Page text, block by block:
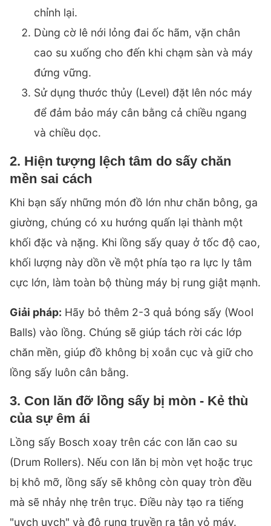
chỉnh lại.
Dùng cờ lê nới lỏng đai ốc hãm, vặn chân
cao su xuống cho đến khi chạm sàn và máy
đứng vững.
Sử dụng thước thủy (Level) đặt lên nóc máy
để đảm bảo máy cân bằng cả chiều ngang
và chiều dọc.
2. Hiện tượng lệch tâm do sấy chăn
mền sai cách
Khi bạn sấy những món đồ lớn như chăn bông, ga
giường, chúng có xu hướng quấn lại thành một
khối đặc và nặng. Khi lồng sấy quay ở tốc độ cao,
khối lượng này dồn về một phía tạo ra lực ly tâm
cực lớn, làm toàn bộ thùng máy bị rung giật mạnh.
Giải pháp: Hãy bỏ thêm 2-3 quả bóng sấy (Wool
Balls) vào lồng. Chúng sẽ giúp tách rời các lớp
chăn mền, giúp đồ không bị xoắn cục và giữ cho
lồng sấy luôn cân bằng.
3. Con lăn đỡ lồng sấy bị mòn - Kẻ thù
của sự êm ái
Lồng sấy Bosch xoay trên các con lăn cao su
(Drum Rollers). Nếu con lăn bị mòn vẹt hoặc trục
bị khô mỡ, lồng sấy sẽ không còn quay tròn đều
mà sẽ nhảy nhẹ trên trục. Điều này tạo ra tiếng
"uỵch uỵch" và độ rung truyền ra tận vỏ máy.